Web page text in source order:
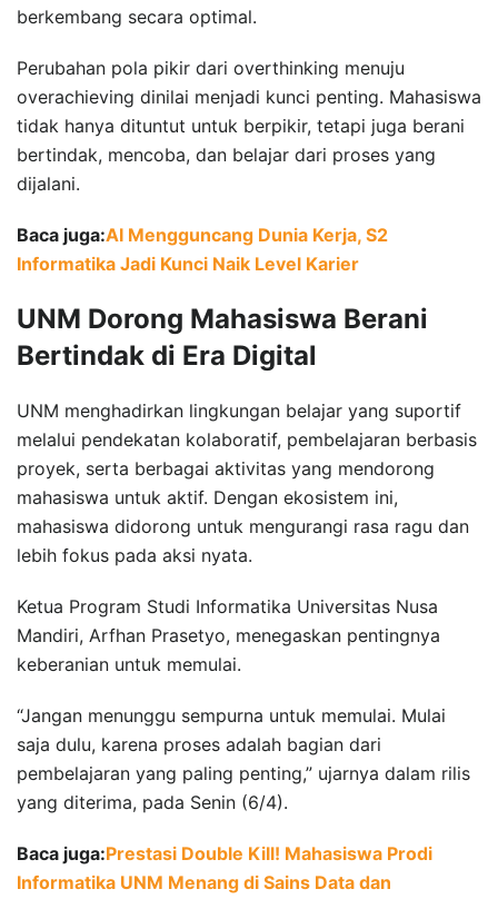
berkembang secara optimal.
Perubahan pola pikir dari overthinking menuju
overachieving dinilai menjadi kunci penting. Mahasiswa
tidak hanya dituntut untuk berpikir, tetapi juga berani
bertindak, mencoba, dan belajar dari proses yang
dijalani.
Baca juga:AI Mengguncang Dunia Kerja, S2
Informatika Jadi Kunci Naik Level Karier
UNM Dorong Mahasiswa Berani
Bertindak di Era Digital
UNM menghadirkan lingkungan belajar yang suportif
melalui pendekatan kolaboratif, pembelajaran berbasis
proyek, serta berbagai aktivitas yang mendorong
mahasiswa untuk aktif. Dengan ekosistem ini,
mahasiswa didorong untuk mengurangi rasa ragu dan
lebih fokus pada aksi nyata.
Ketua Program Studi Informatika Universitas Nusa
Mandiri, Arfhan Prasetyo, menegaskan pentingnya
keberanian untuk memulai.
“Jangan menunggu sempurna untuk memulai. Mulai
saja dulu, karena proses adalah bagian dari
pembelajaran yang paling penting,” ujarnya dalam rilis
yang diterima, pada Senin (6/4).
Baca juga:Prestasi Double Kill! Mahasiswa Prodi
Informatika UNM Menang di Sains Data dan